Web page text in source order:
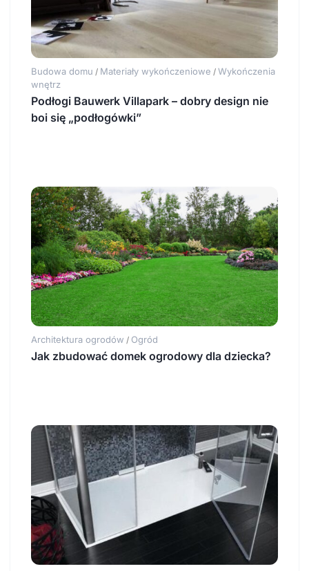
Budowa domu / Materiały wykończeniowe / Wykończenia
wnętrz
Podłogi Bauwerk Villapark – dobry design nie
boi się „podłogówki”
Architektura ogrodów / Ogród
Jak zbudować domek ogrodowy dla dziecka?